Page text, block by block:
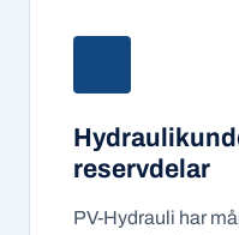
reservdelar
PV-Hydrauli har